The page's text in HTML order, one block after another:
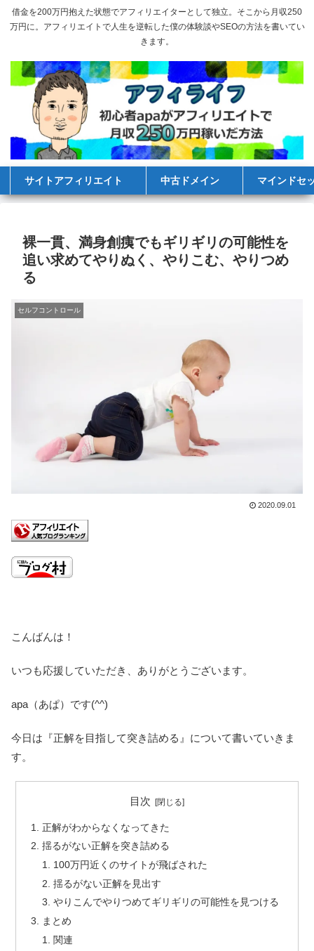
借金を200万円抱えた状態でアフィリエイターとして独立。そこから月収250
万円に。アフィリエイトで人生を逆転した僕の体験談やSEOの方法を書いてい
きます。
サイトアフィリエイト 中古ドメイン マインドセ
裸一貫、満身創痍でもギリギリの可能性を
追い求めてやりぬく、やりこむ、やりつめ
る
セルフコントロール
2020.09.01
こんばんは！
いつも応援していただき、ありがとうございます。
apa（あぱ）です(^^)
今日は『正解を目指して突き詰める』について書いていきま
す。
目次
正解がわからなくなってきた
揺るがない正解を突き詰める
100万円近くのサイトが飛ばされた
揺るがない正解を見出す
やりこんでやりつめてギリギリの可能性を見つける
まとめ
関連